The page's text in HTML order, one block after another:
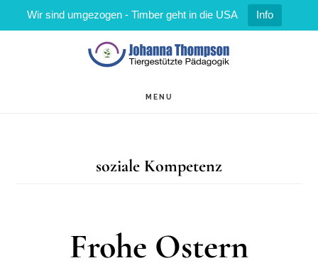
Wir sind umgezogen - Timber geht in die USA Info
MENU
soziale Kompetenz
Frohe Ostern